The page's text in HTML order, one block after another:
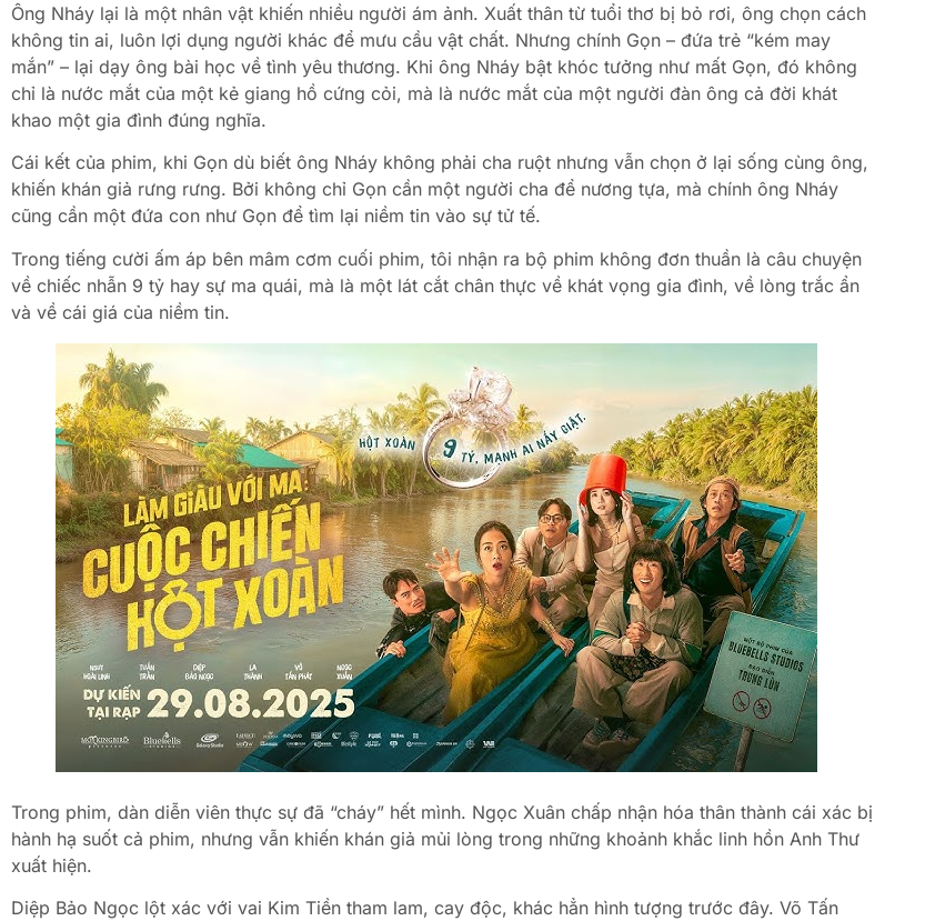
Ông Nháy lại là một nhân vật khiến nhiều người ám ảnh. Xuất thân từ tuổi thơ bị bỏ rơi, ông chọn cách
không tin ai, luôn lợi dụng người khác để mưu cầu vật chất. Nhưng chính Gọn – đứa trẻ “kém may
mắn” – lại dạy ông bài học về tình yêu thương. Khi ông Nháy bật khóc tưởng như mất Gọn, đó không
chỉ là nước mắt của một kẻ giang hồ cứng cỏi, mà là nước mắt của một người đàn ông cả đời khát
khao một gia đình đúng nghĩa.
Cái kết của phim, khi Gọn dù biết ông Nháy không phải cha ruột nhưng vẫn chọn ở lại sống cùng ông,
khiến khán giả rưng rưng. Bởi không chỉ Gọn cần một người cha để nương tựa, mà chính ông Nháy
cũng cần một đứa con như Gọn để tìm lại niềm tin vào sự tử tế.
Trong tiếng cười ấm áp bên mâm cơm cuối phim, tôi nhận ra bộ phim không đơn thuần là câu chuyện
về chiếc nhẫn 9 tỷ hay sự ma quái, mà là một lát cắt chân thực về khát vọng gia đình, về lòng trắc ẩn
và về cái giá của niềm tin.
Trong phim, dàn diễn viên thực sự đã “cháy” hết mình. Ngọc Xuân chấp nhận hóa thân thành cái xác bị
hành hạ suốt cả phim, nhưng vẫn khiến khán giả mủi lòng trong những khoảnh khắc linh hồn Anh Thư
xuất hiện.
Diệp Bảo Ngọc lột xác với vai Kim Tiền tham lam, cay độc, khác hẳn hình tượng trước đây. Võ Tấn